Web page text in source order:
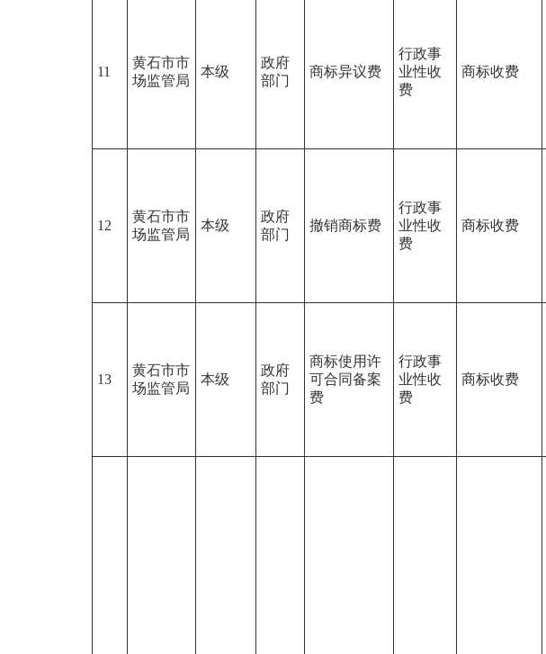
11
黄石市市
场监管局
本级
政府
部门
商标异议费
行政事
业性收
费
商标收费
12
黄石市市
场监管局
本级
政府
部门
撤销商标费
行政事
业性收
费
商标收费
13
黄石市市
场监管局
本级
政府
部门
商标使用许
可合同备案
费
行政事
业性收
费
商标收费